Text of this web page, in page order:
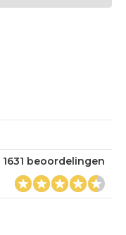
1631 beoordelingen